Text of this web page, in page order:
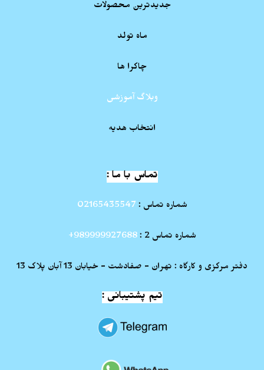
جدیدترین محصولات
ماه تولد
چاکرا ها
وبلاگ آموزشی
انتخاب هدیه
تماس با ما :
شماره تماس : 02165435547
شماره تماس 2 : 989999927688+
دفتر مرکزی و کارگاه : تهران - صفادشت - خیابان 13 آبان پلاک 13
تیم پشتیبانی :